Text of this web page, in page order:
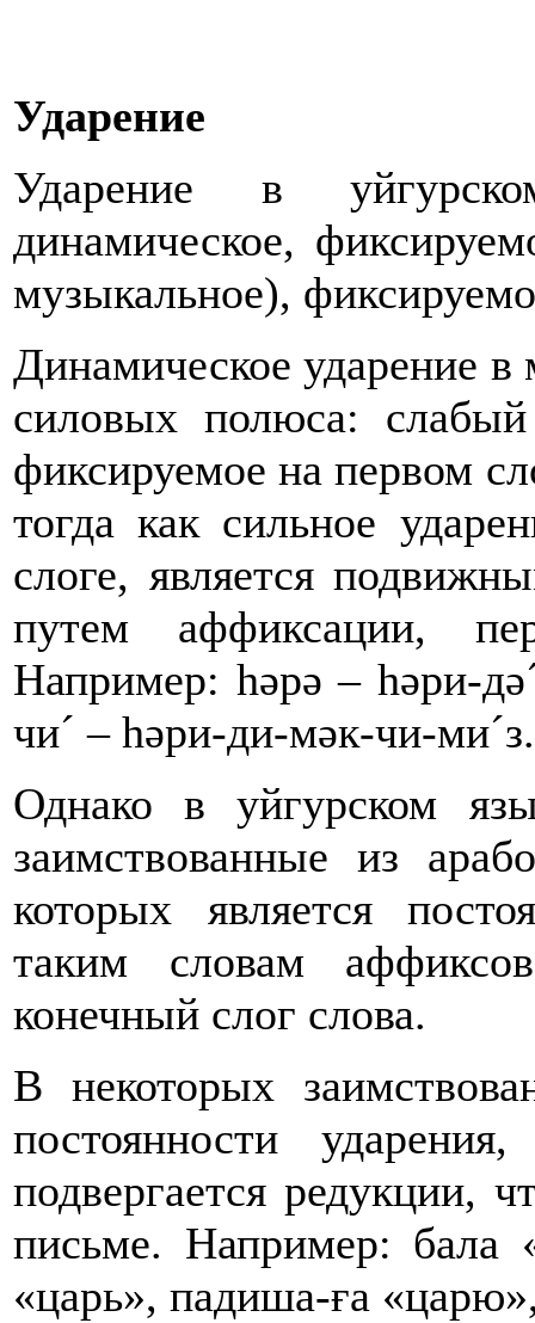
Ударение
Ударение в
динамическое,
музыкальное),
Динамическое ударение
силовых полюса:
фиксируемое на первом
тогда как сильное
слоге, является
путем аффиксации,
Например: һәрә – һәри-
чи´ – һәри-ди-мәк-чи-ми´з.
Однако в уйгурском
заимствованные из
которых является
таким словам
конечный слог слова.
В некоторых
постоянности
подвергается редукции,
письме. Например: бала
«царь», падиша-ға